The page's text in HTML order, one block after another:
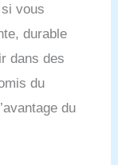
vous
durable
dans des
du
du